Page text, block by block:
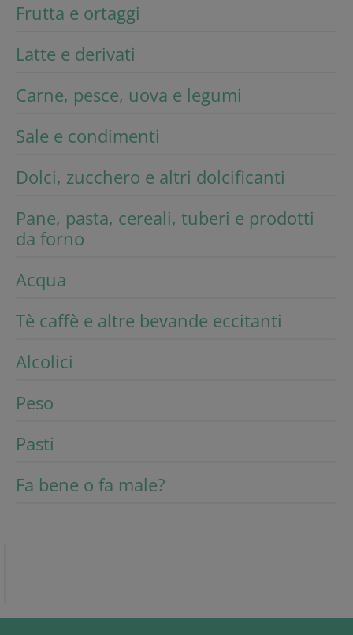
Frutta e ortaggi
Latte e derivati
Carne, pesce, uova e legumi
Sale e condimenti
Dolci, zucchero e altri dolcificanti
Pane, pasta, cereali, tuberi e prodotti
da forno
Acqua
Tè caffè e altre bevande eccitanti
Alcolici
Peso
Pasti
Fa bene o fa male?